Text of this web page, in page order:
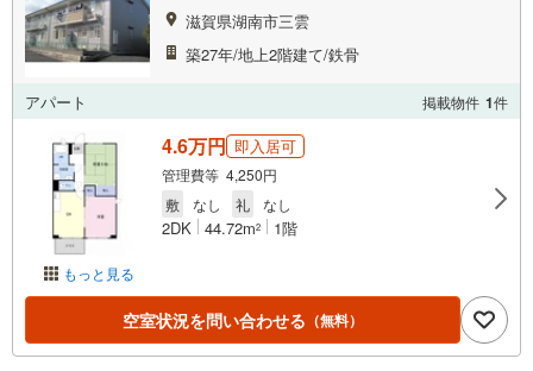
滋賀県湖南市三雲
築27年/地上2階建て/鉄骨
アパート 掲載物件 1件
もっと見る
4.6万円 即入居可
管理費等 4,250円
敷
なし 礼 なし
2DK 44.72m2 1階
空室状況を問い合わせる （無料）